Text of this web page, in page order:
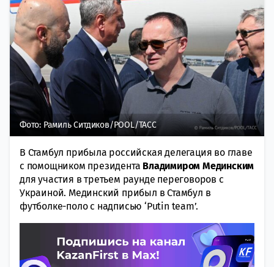
Фото: Рамиль Ситдиков/POOL/ТАСС
В Стамбул прибыла российская делегация во главе
с помощником президента Владимиром Мединским
для участия в третьем раунде переговоров с
Украиной. Мединский прибыл в Стамбул в
футболке-поло с надписью ‘Putin team’.